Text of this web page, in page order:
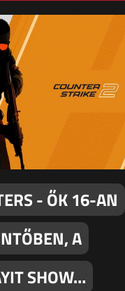
- ŐK 16-AN
A
SHOW…